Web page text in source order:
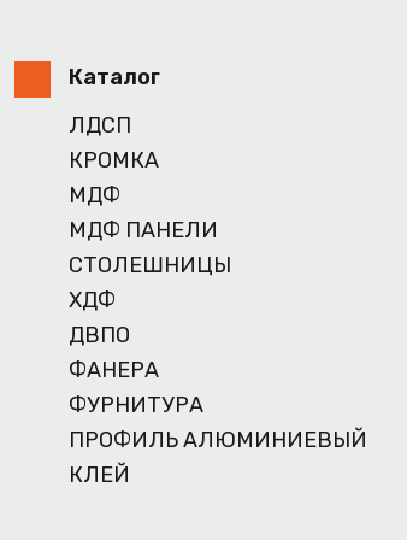
Каталог
ЛДСП
КРОМКА
МДФ
МДФ ПАНЕЛИ
СТОЛЕШНИЦЫ
ХДФ
ДВПО
ФАНЕРА
ФУРНИТУРА
ПРОФИЛЬ АЛЮМИНИЕВЫЙ
КЛЕЙ